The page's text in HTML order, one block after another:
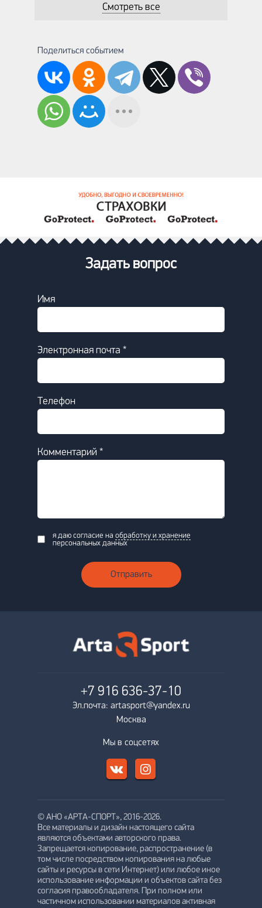
Смотреть все
Поделиться событием
Задать вопрос
Имя
Электронная почта *
Телефон
Комментарий *
я даю согласие на обработку и хранение
персональных данных
Отправить
+7 916 636-37-10
Эл.почта: artasport@yandex.ru
Москва
Мы в соцсетях
© АНО «АРТА-СПОРТ», 2016-2026.
Все материалы и дизайн настоящего сайта
являются объектами авторского права.
Запрещается копирование, распространение (в
том числе посредством копирования на любые
сайты и ресурсы в сети Интернет) или любое иное
использование информации и объектов сайта без
согласия правообладателя. При полном или
частичном использовании материалов активная